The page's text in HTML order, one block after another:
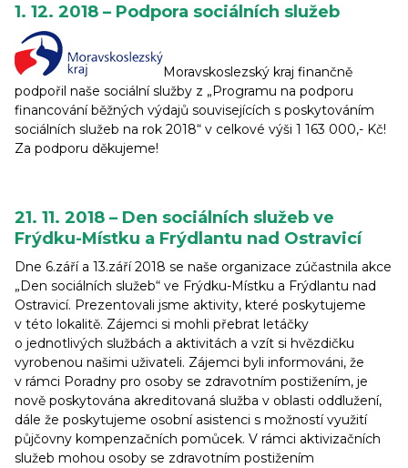
1. 12. 2018 – Podpora sociálních služeb
Moravskoslezský kraj finančně
podpořil naše sociální služby z „Programu na podporu
financování běžných výdajů souvisejících s poskytováním
sociálních služeb na rok 2018“ v celkové výši 1 163 000,- Kč!
Za podporu děkujeme!
21. 11. 2018 – Den sociálních služeb ve
Frýdku-Místku a Frýdlantu nad Ostravicí
Dne 6.září a 13.září 2018 se naše organizace zúčastnila akce
„Den sociálních služeb“ ve Frýdku-Místku a Frýdlantu nad
Ostravicí. Prezentovali jsme aktivity, které poskytujeme
v této lokalitě. Zájemci si mohli přebrat letáčky
o jednotlivých službách a aktivitách a vzít si hvězdičku
vyrobenou našimi uživateli. Zájemci byli informováni, že
v rámci Poradny pro osoby se zdravotním postižením, je
nově poskytována akreditovaná služba v oblasti oddlužení,
dále že poskytujeme osobní asistenci s možností využití
půjčovny kompenzačních pomůcek. V rámci aktivizačních
služeb mohou osoby se zdravotním postižením